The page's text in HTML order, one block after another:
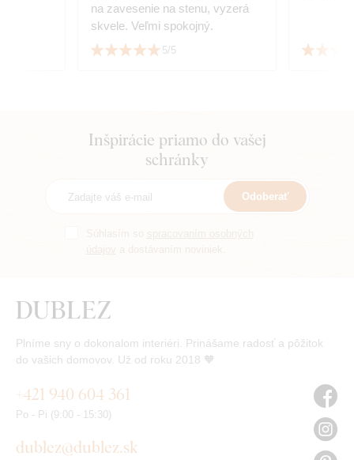
na zavesenie na stenu, vyzerá
skvele. Veľmi spokojný.
5/5
Inšpirácie priamo do vašej
schránky
Odoberať
Plníme sny o dokonalom interiéri. Prinášame radosť a pôžitok
do vašich domovov. Už od roku 2018 🧡
+421 940 604 361
Po - Pi (9:00 - 15:30)
dublez@dublez.sk